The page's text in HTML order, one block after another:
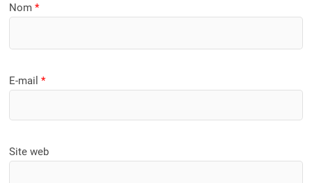
Nom*
E-mail*
Site web